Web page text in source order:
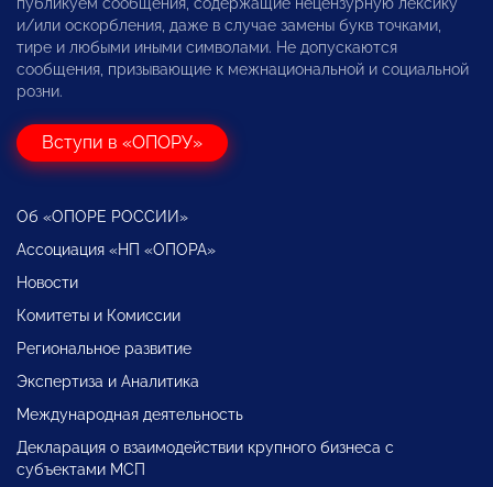
публикуем сообщения, содержащие нецензурную лексику
и/или оскорбления, даже в случае замены букв точками,
тире и любыми иными символами. Не допускаются
сообщения, призывающие к межнациональной и социальной
розни.
Вступи в «ОПОРУ»
Об «ОПОРЕ РОССИИ»
Ассоциация «НП «ОПОРА»
Новости
Комитеты и Комиссии
Региональное развитие
Экспертиза и Аналитика
Международная деятельность
Декларация о взаимодействии крупного бизнеса с
субъектами МСП